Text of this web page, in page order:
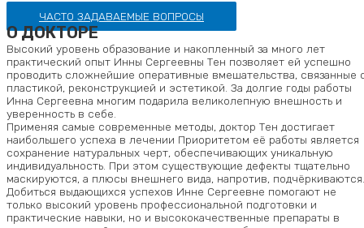
ЧАСТО ЗАДАВАЕМЫЕ ВОПРОСЫ
О ДОКТОРЕ
Высокий уровень образование и накопленный за много лет
практический опыт Инны Сергеевны Тен позволяет ей успешно
проводить сложнейшие оперативные вмешательства, связанные
пластикой, реконструкцией и эстетикой. За долгие годы работы
Инна Сергеевна многим подарила великолепную внешность и
уверенность в себе.
Применяя самые современные методы, доктор Тен достигает
наибольшего успеха в лечении Приоритетом её работы является
сохранение натуральных черт, обеспечивающих уникальную
индивидуальность. При этом существующие дефекты тщательно
маскируются, а плюсы внешнего вида, напротив, подчёркиваются.
Добиться выдающихся успехов Инне Сергеевне помогают не
только высокий уровень профессиональной подготовки и
практические навыки, но и высококачественные препараты в